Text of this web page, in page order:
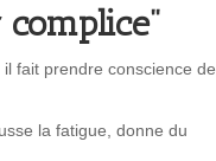
fait prendre conscience de
la fatigue, donne du